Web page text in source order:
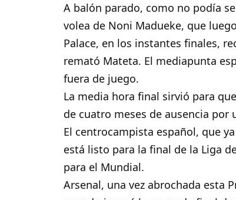
A balón parado, como no podía
volea de Noni Madueke, que
Palace, en los instantes finales,
remató Mateta. El mediapunta
fuera de juego.
La media hora final sirvió para
de cuatro meses de ausencia por
El centrocampista español, que
está listo para la final de la Liga
para el Mundial.
Arsenal, una vez abrochada esta